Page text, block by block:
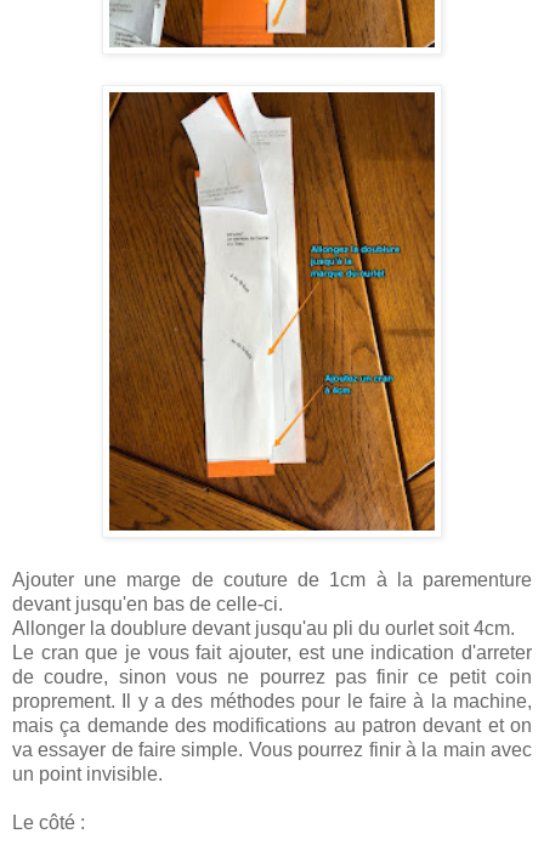
Ajouter une marge de couture de 1cm à la parementure
devant jusqu'en bas de celle-ci.
Allonger la doublure devant jusqu'au pli du ourlet soit 4cm.
Le cran que je vous fait ajouter, est une indication d'arreter
de coudre, sinon vous ne pourrez pas finir ce petit coin
proprement. Il y a des méthodes pour le faire à la machine,
mais ça demande des modifications au patron devant et on
va essayer de faire simple. Vous pourrez finir à la main avec
un point invisible.
Le côté :